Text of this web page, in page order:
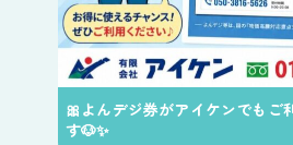
🎀よんデジ券がアイケンでもご
す🐶✨️